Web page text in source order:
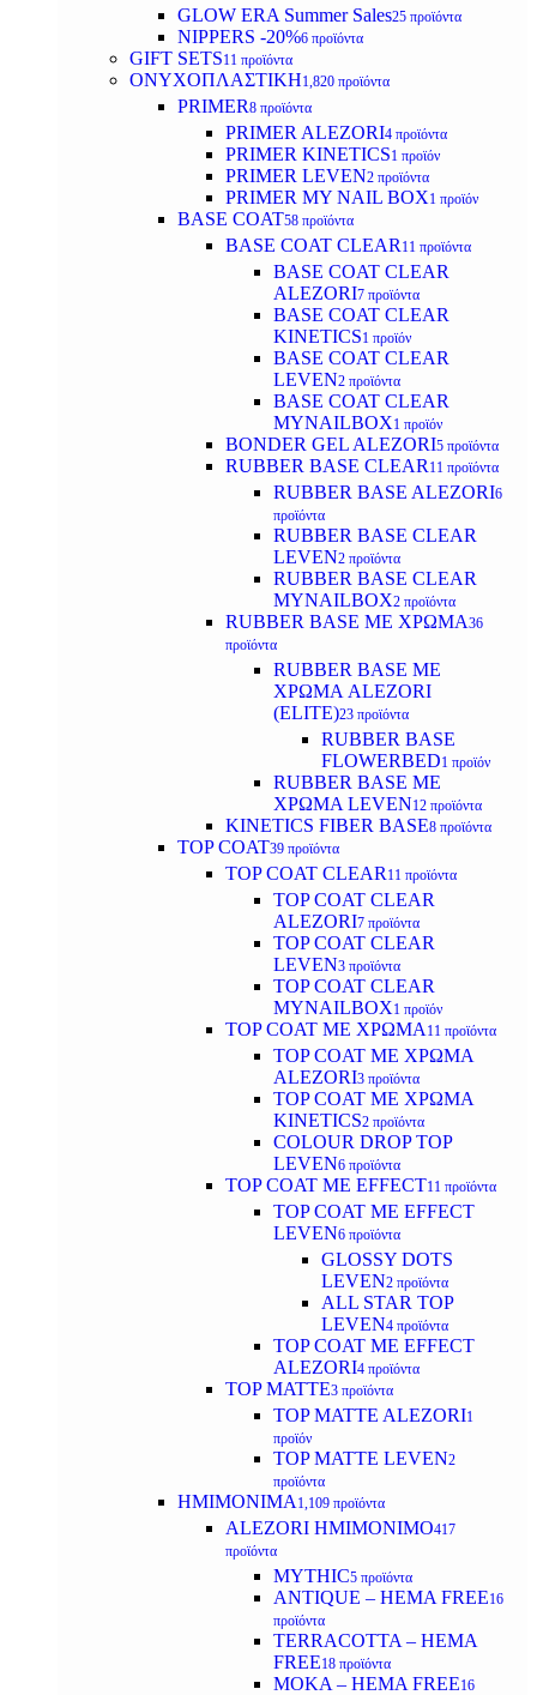
GLOW ERA Summer Sales25 προϊόντα
NIPPERS -20%6 προϊόντα
GIFT SETS11 προϊόντα
ΟΝΥΧΟΠΛΑΣΤΙΚΗ1,820 προϊόντα
PRIMER8 προϊόντα
PRIMER ALEZORI4 προϊόντα
PRIMER KINETICS1 προϊόν
PRIMER LEVEN2 προϊόντα
PRIMER MY NAIL BOX1 προϊόν
BASE COAT58 προϊόντα
BASE COAT CLEAR 11 προϊόντα
BASE COAT CLEAR
ALEZORI7 προϊόντα
BASE COAT CLEAR
KINETICS1 προϊόν
BASE COAT CLEAR
LEVEN2 προϊόντα
BASE COAT CLEAR
MYNAILBOX1 προϊόν
BONDER GEL ALEZORI5 προϊόντα
RUBBER BASE CLEAR 11 προϊόντα
RUBBER BASE ALEZORI6
προϊόντα
RUBBER BASE CLEAR
LEVEN2 προϊόντα
RUBBER BASE CLEAR
MYNAILBOX2 προϊόντα
RUBBER BASE ΜΕ ΧΡΩΜΑ36
προϊόντα
RUBBER BASE ΜΕ
ΧΡΩΜΑ ALEZORI
(ELITE)23 προϊόντα
RUBBER BASE
FLOWERBED1 προϊόν
RUBBER BASE ΜΕ
ΧΡΩΜΑ LEVEN12 προϊόντα
KINETICS FIBER BASE8 προϊόντα
TOP COAT39 προϊόντα
TOP COAT CLEAR 11 προϊόντα
TOP COAT CLEAR
ALEZORI7 προϊόντα
TOP COAT CLEAR
LEVEN3 προϊόντα
TOP COAT CLEAR
MYNAILBOX1 προϊόν
TOP COAT ΜΕ ΧΡΩΜΑ 11 προϊόντα
TOP COAT ΜΕ ΧΡΩΜΑ
ALEZORI3 προϊόντα
TOP COAT ΜΕ ΧΡΩΜΑ
KINETICS2 προϊόντα
COLOUR DROP TOP
LEVEN6 προϊόντα
TOP COAT ΜΕ EFFECT11 προϊόντα
TOP COAT ME EFFECT
LEVEN6 προϊόντα
GLOSSY DOTS
LEVEN2 προϊόντα
ALL STAR TOP
LEVEN4 προϊόντα
TOP COAT ME EFFECT
ALEZORI4 προϊόντα
TOP MATTE3 προϊόντα
TOP MATTE ALEZORI1
προϊόν
TOP MATTE LEVEN2
προϊόντα
ΗΜΙΜΟΝΙΜΑ 1,109 προϊόντα
ALEZORI ΗΜΙΜΟΝΙΜΟ417
προϊόντα
MYTHIC5 προϊόντα
ANTIQUE – HEMA FREE16
προϊόντα
TERRACOTTA – HEMA
FREE18 προϊόντα
MOKA – HEMA FREE16